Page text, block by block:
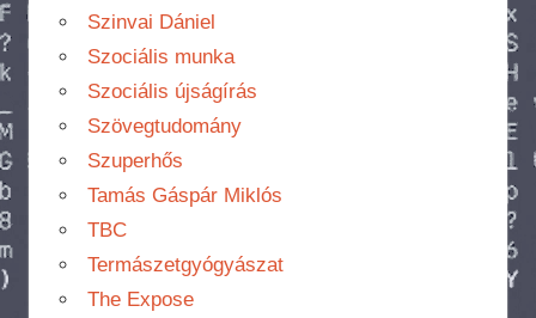
Szinvai Dániel
Szociális munka
Szociális újságírás
Szövegtudomány
Szuperhős
Tamás Gáspár Miklós
TBC
Termászetgyógyászat
The Expose